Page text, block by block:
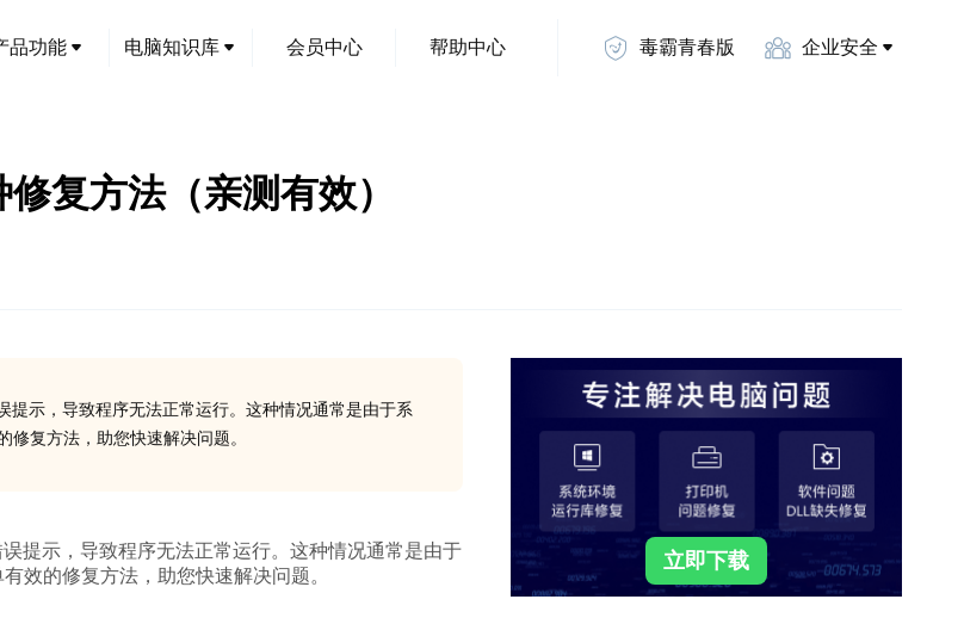
品功能 电脑知识库 会员中心 帮助中心 毒霸青春版 企业安全
复方法（亲测有效）
提示，导致程序无法正常运行。这种情况通常是由于系
复方法，助您快速解决问题。
误提示，导致程序无法正常运行。这种情况通常是由于
效的修复方法，助您快速解决问题。
立即下载